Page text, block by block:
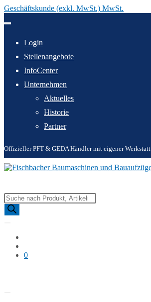
Geschäftskunde (exkl. MwSt.) MwSt.
Inhalt
Login
Stellenangebote
InfoCenter
Unternehmen
Aktuelles
Historie
Partner
Offizieller PFT & GEDA Händler mit eigener Werkstatt
Products
search
0